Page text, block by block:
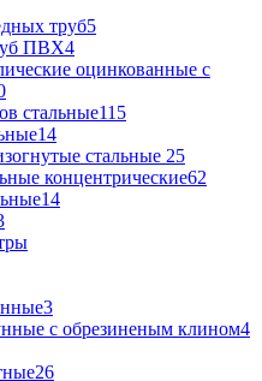
труб5
ПВХ4
оцинкованные с
стальные115
14
стальные 25
концентрические62
14
3
с обрезиненым клином4
26